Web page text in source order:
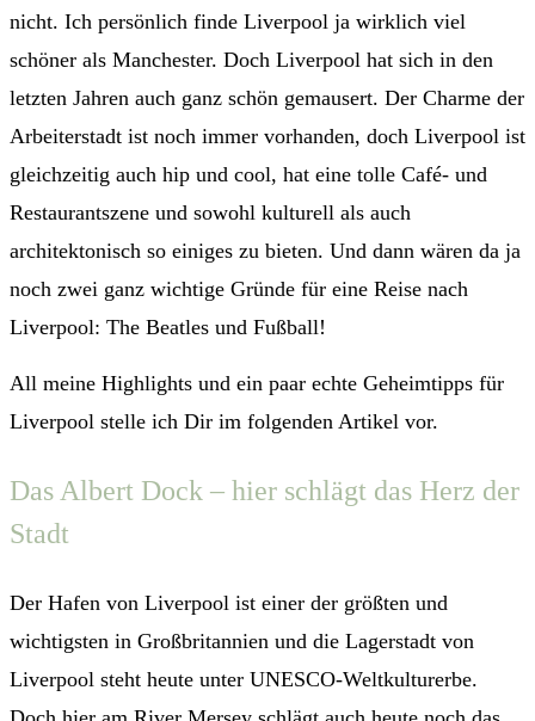
nicht. Ich persönlich finde Liverpool ja wirklich viel
schöner als Manchester. Doch Liverpool hat sich in den
letzten Jahren auch ganz schön gemausert. Der Charme der
Arbeiterstadt ist noch immer vorhanden, doch Liverpool ist
gleichzeitig auch hip und cool, hat eine tolle Café- und
Restaurantszene und sowohl kulturell als auch
architektonisch so einiges zu bieten. Und dann wären da ja
noch zwei ganz wichtige Gründe für eine Reise nach
Liverpool: The Beatles und Fußball!
All meine Highlights und ein paar echte Geheimtipps für
Liverpool stelle ich Dir im folgenden Artikel vor.
Das Albert Dock – hier schlägt das Herz der
Stadt
Der Hafen von Liverpool ist einer der größten und
wichtigsten in Großbritannien und die Lagerstadt von
Liverpool steht heute unter UNESCO-Weltkulturerbe.